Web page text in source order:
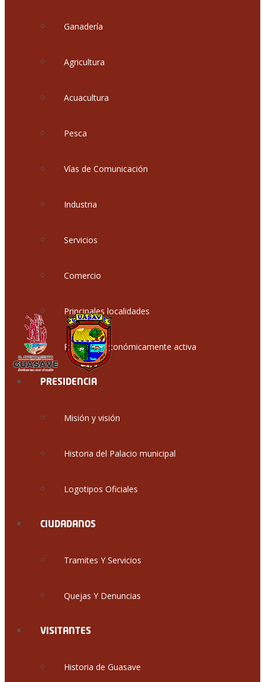
Ganadería
Agricultura
Acuacultura
Pesca
Vías de Comunicación
Industria
Servicios
Comercio
Principales localidades
Población económicamente activa
PRESIDENCIA
Misión y visión
Historia del Palacio municipal
Logotipos Oficiales
CIUDADANOS
Tramites Y Servicios
Quejas Y Denuncias
VISITANTES
Historia de Guasave